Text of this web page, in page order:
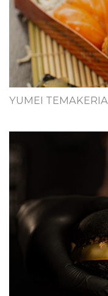
YUMEI TEMAKERIA